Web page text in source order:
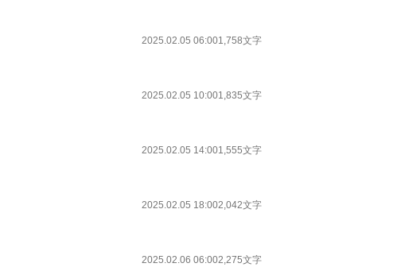
2025.02.05 06:001,758文字
2025.02.05 10:001,835文字
2025.02.05 14:001,555文字
2025.02.05 18:002,042文字
2025.02.06 06:002,275文字